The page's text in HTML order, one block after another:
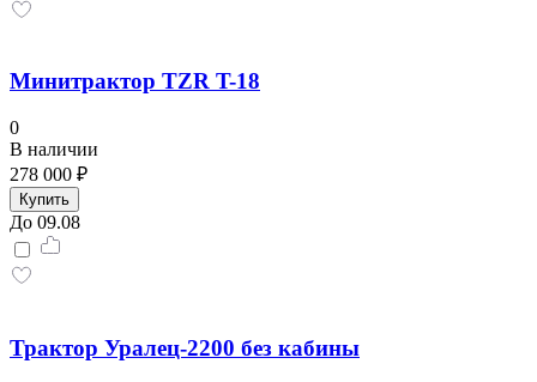
Минитрактор TZR T-18
0
В наличии
278 000 ₽
Купить
До 09.08
Трактор Уралец-2200 без кабины